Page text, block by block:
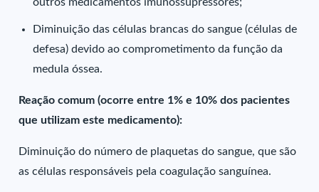
Diminuição das células brancas do sangue (células de
defesa) devido ao comprometimento da função da
medula óssea.
Reação comum (ocorre entre 1% e 10% dos pacientes
que utilizam este medicamento):
Diminuição do número de plaquetas do sangue, que são
as células responsáveis pela coagulação sanguínea.